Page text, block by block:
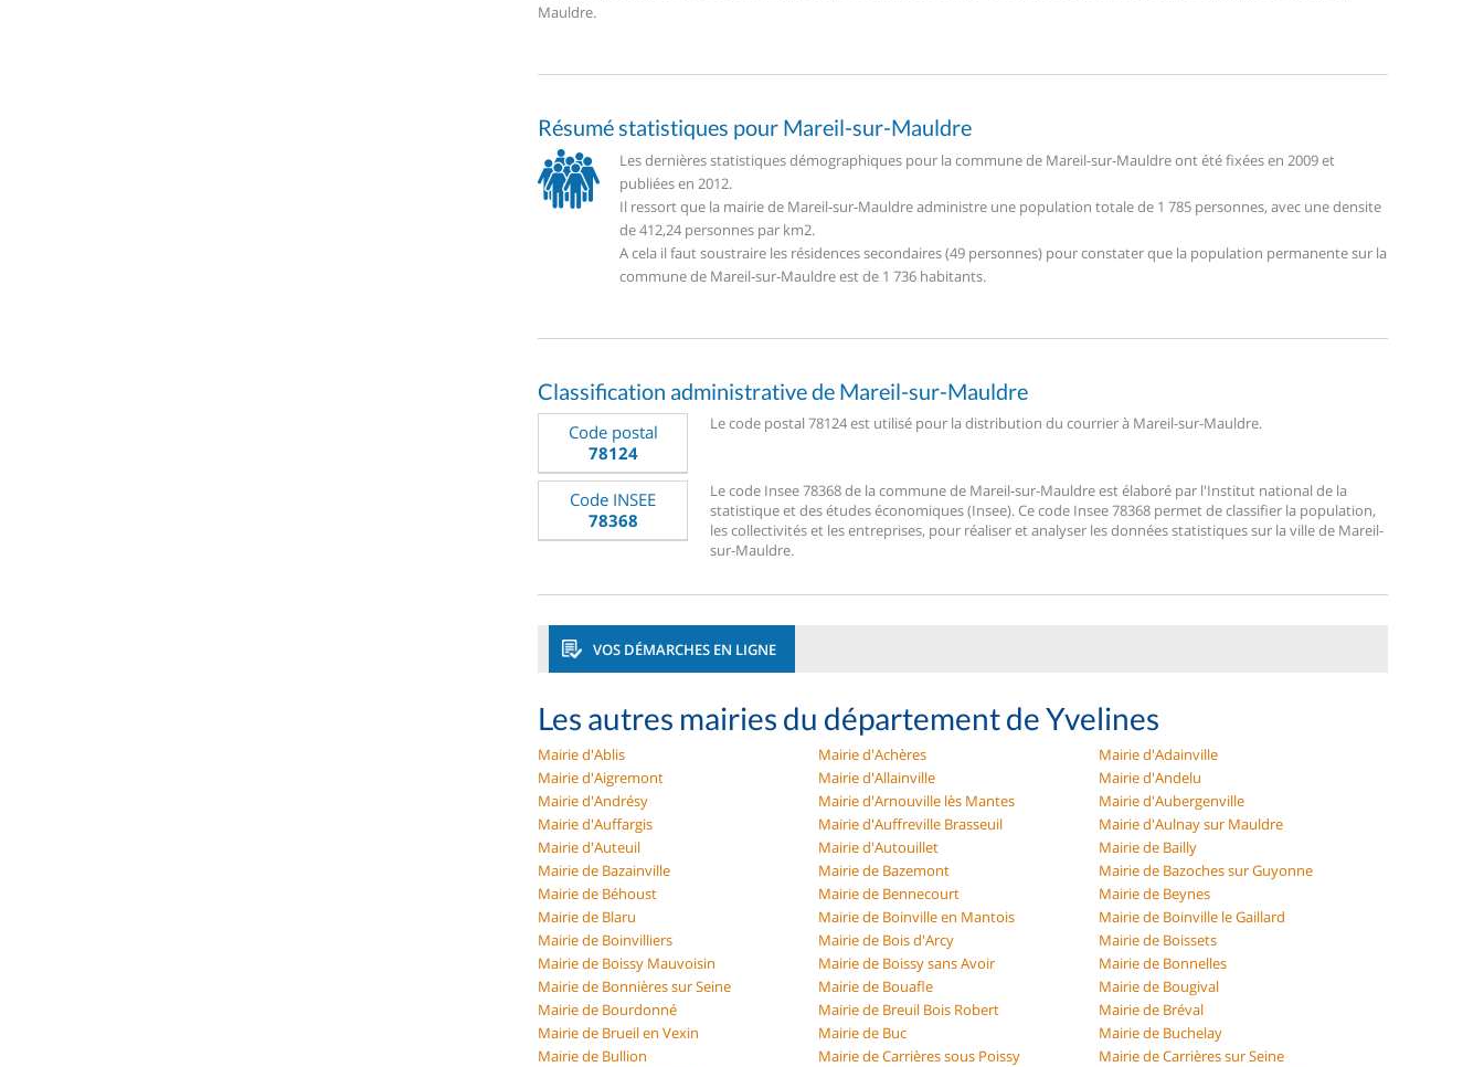
Mauldre.
Résumé statistiques pour Mareil-sur-Mauldre
Les dernières statistiques démographiques pour la commune de Mareil-sur-Mauldre ont été fixées en 2009 et
publiées en 2012.
Il ressort que la mairie de Mareil-sur-Mauldre administre une population totale de 1 785 personnes, avec une densite
de 412,24 personnes par km2.
A cela il faut soustraire les résidences secondaires (49 personnes) pour constater que la population permanente sur la
commune de Mareil-sur-Mauldre est de 1 736 habitants.
Classification administrative de Mareil-sur-Mauldre
Code postal
78124
Le code postal 78124 est utilisé pour la distribution du courrier à Mareil-sur-Mauldre.
Code INSEE
78368
Le code Insee 78368 de la commune de Mareil-sur-Mauldre est élaboré par l'Institut national de la
statistique et des études économiques (Insee). Ce code Insee 78368 permet de classifier la population,
les collectivités et les entreprises, pour réaliser et analyser les données statistiques sur la ville de Mareil-
sur-Mauldre.
VOS DÉMARCHES EN LIGNE
Les autres mairies du département de Yvelines
Mairie d'Ablis Mairie d'Achères
Mairie d'Adainville
Mairie d'Aigremont
Mairie d'Allainville
Mairie d'Andelu
Mairie d'Andrésy
Mairie d'Arnouville lès Mantes
Mairie d'Aubergenville
Mairie d'Auffargis
Mairie d'Auffreville Brasseuil
Mairie d'Aulnay sur Mauldre
Mairie d'Auteuil
Mairie d'Autouillet
Mairie de Bailly
Mairie de Bazainville
Mairie de Bazemont
Mairie de Bazoches sur Guyonne
Mairie de Béhoust
Mairie de Bennecourt
Mairie de Beynes
Mairie de Blaru
Mairie de Boinville en Mantois
Mairie de Boinville le Gaillard
Mairie de Boinvilliers
Mairie de Bois d'Arcy
Mairie de Boissets
Mairie de Boissy Mauvoisin
Mairie de Boissy sans Avoir
Mairie de Bonnelles
Mairie de Bonnières sur Seine
Mairie de Bouafle
Mairie de Bougival
Mairie de Bourdonné
Mairie de Breuil Bois Robert
Mairie de Bréval
Mairie de Brueil en Vexin
Mairie de Buc
Mairie de Buchelay
Mairie de Bullion
Mairie de Carrières sous Poissy
Mairie de Carrières sur Seine